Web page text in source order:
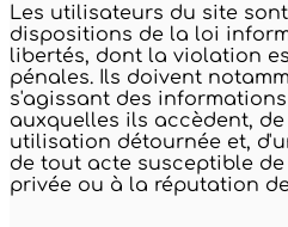
Les utilisateurs du site
dispositions de la loi
libertés, dont la violation
pénales. Ils doivent
s'agissant des
auxquelles ils accèdent,
utilisation détournée et,
de tout acte susceptible
privée ou à la réputation